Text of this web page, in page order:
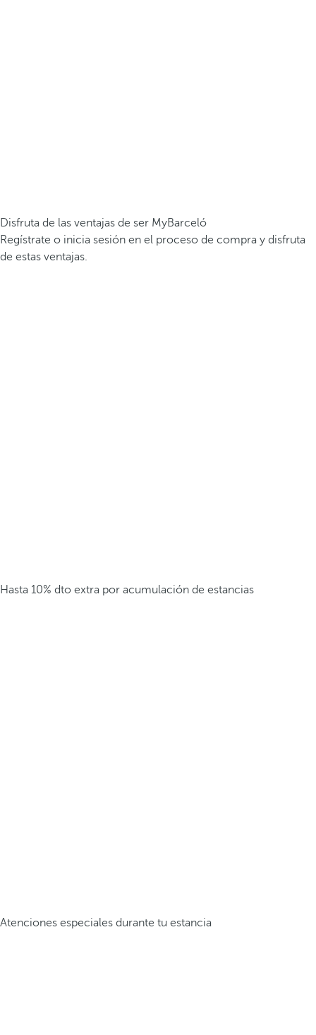
Disfruta de las ventajas de ser MyBarceló
Regístrate o inicia sesión en el proceso de compra y disfruta
de estas ventajas.
Hasta 10% dto extra por acumulación de estancias
Atenciones especiales durante tu estancia